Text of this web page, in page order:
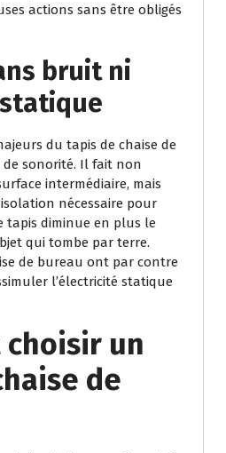
actions sans être obligés
bruit ni
du tapis de chaise de
de sonorité. Il fait non
intermédiaire, mais
nécessaire pour
tapis diminue en plus le
qui tombe par terre.
de bureau ont par contre
l’électricité statique
choisir un
de